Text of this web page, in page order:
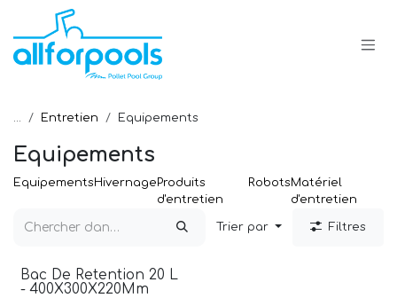
Se rendre au contenu
... Entretien Equipements
Equipements
EquipementsHivernageProduits
d'entretien
RobotsMatériel
d'entretien
Trier par Filtres
Bac De Retention 20 L
- 400X300X220Mm